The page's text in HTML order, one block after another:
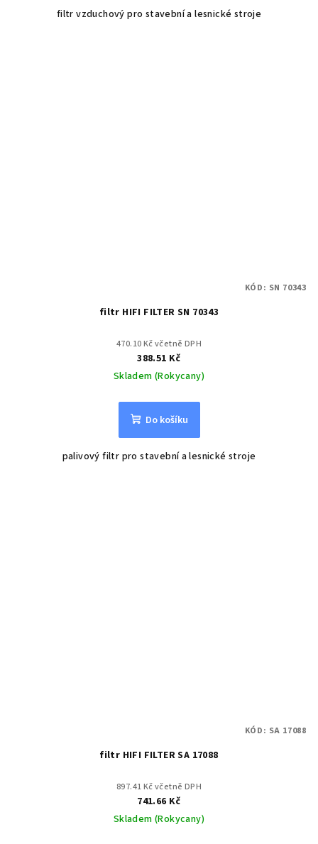
filtr vzduchový pro stavební a lesnické stroje
filtr HIFI FILTER SN 70343
470.10 Kč včetně DPH
388.51 Kč
Skladem (Rokycany)
Do košíku
palivový filtr pro stavební a lesnické stroje
KÓD: SN 70343
filtr HIFI FILTER SA 17088
897.41 Kč včetně DPH
741.66 Kč
Skladem (Rokycany)
KÓD: SA 17088